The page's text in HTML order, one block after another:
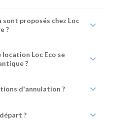
sont proposés chez Loc
?
location Loc Eco se
?
d'annulation ?
?